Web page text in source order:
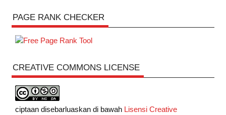
PAGE RANK CHECKER
CREATIVE COMMONS LICENSE
ciptaan disebarluaskan di bawah Lisensi Creative